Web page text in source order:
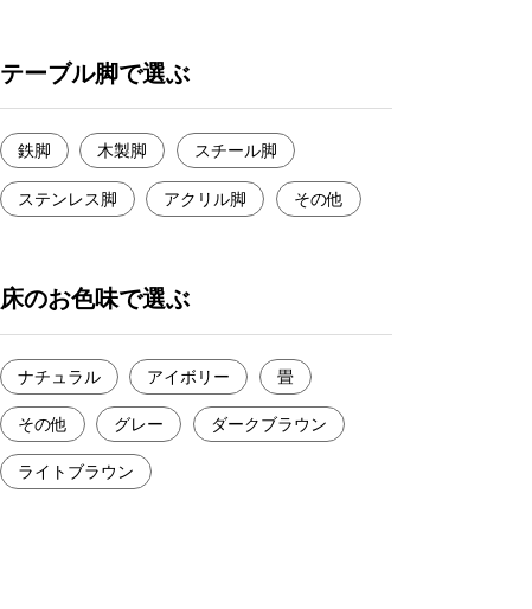
テーブル脚で選ぶ
鉄脚 木製脚 スチール脚
ステンレス脚 アクリル脚 その他
床のお色味で選ぶ
ナチュラル アイボリー 畳
その他 グレー ダークブラウン
ライトブラウン